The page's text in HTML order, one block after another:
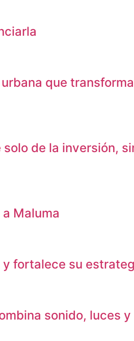
que
de la inversión,
Maluma
fortalece su
sonido, luces